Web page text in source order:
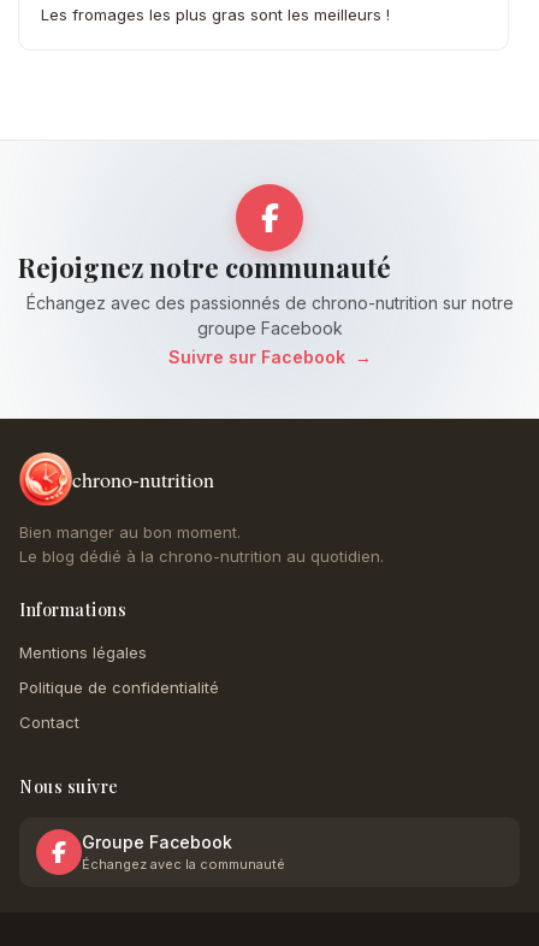
Les fromages les plus gras sont les meilleurs !
Rejoignez notre communauté
Échangez avec des passionnés de chrono-nutrition sur notre
groupe Facebook
Suivre sur Facebook
→
chrono-nutrition
Bien manger au bon moment.
Le blog dédié à la chrono-nutrition au quotidien.
Informations
Mentions légales
Politique de confidentialité
Contact
Nous suivre
Groupe Facebook
Échangez avec la communauté